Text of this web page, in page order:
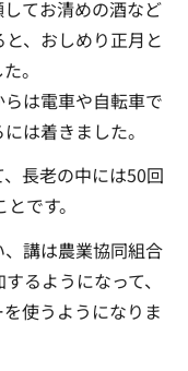
てお清めの酒など
、おしめり正月と
。
は電車や自転車で
は着きました。
長老の中には50回
です。
講は農業協同組合
るようになって、
使うようになりま